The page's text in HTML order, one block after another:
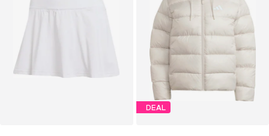
DEAL